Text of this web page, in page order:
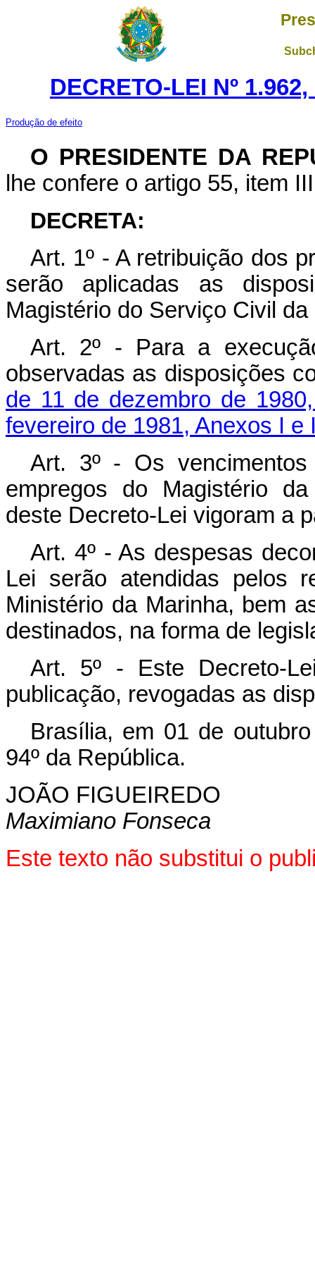
DECRETO-LEI Nº
Produção de efeito
O PRESIDENTE DA
lhe confere o artigo 55, item
DECRETA:
Art. 1º - A retribuição dos
serão aplicadas as
Magistério do Serviço Civil
Art. 2º - Para a
observadas as disposições
de 11 de dezembro de
fevereiro de 1981, Anexos I e
Art. 3º - Os
empregos do Magistério
deste Decreto-Lei vigoram a
Art. 4º - As despesas
Lei serão atendidas pelos
Ministério da Marinha, bem
destinados, na forma de
Art. 5º - Este Decreto-
publicação, revogadas as
Brasília, em 01 de
94º da República.
JOÃO FIGUEIREDO
Maximiano Fonseca
Este texto não substitui o